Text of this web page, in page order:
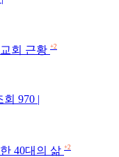
회 근황 +2
회 970 |
40대의 삶 +2